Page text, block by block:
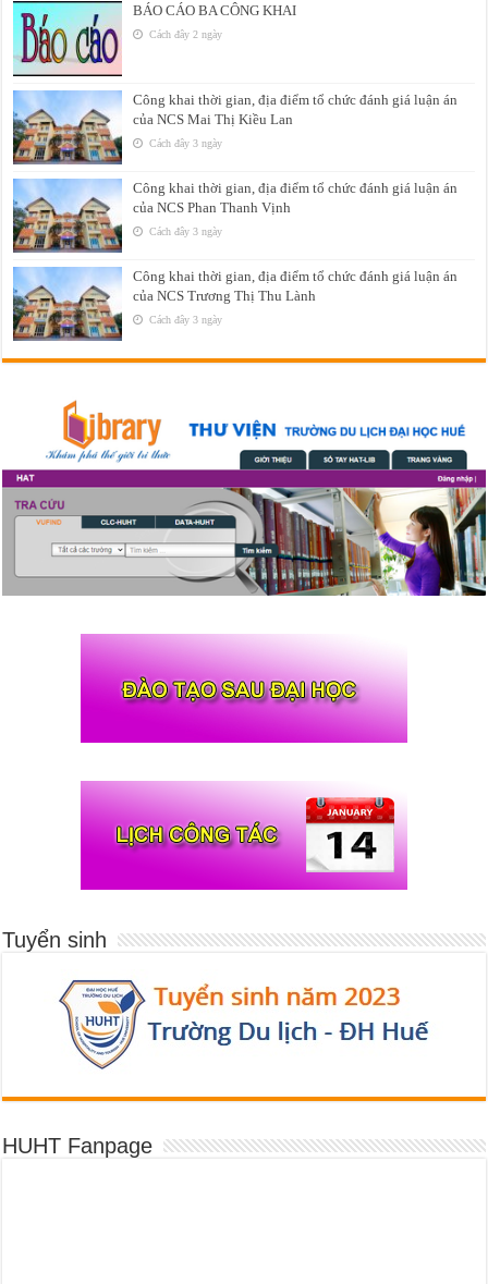
BÁO CÁO BA CÔNG KHAI
Cách đây 2 ngày
Công khai thời gian, địa điểm tổ chức đánh giá luận án
của NCS Mai Thị Kiều Lan
Cách đây 3 ngày
Công khai thời gian, địa điểm tổ chức đánh giá luận án
của NCS Phan Thanh Vịnh
Cách đây 3 ngày
Công khai thời gian, địa điểm tổ chức đánh giá luận án
của NCS Trương Thị Thu Lành
Cách đây 3 ngày
Tuyển sinh
HUHT Fanpage